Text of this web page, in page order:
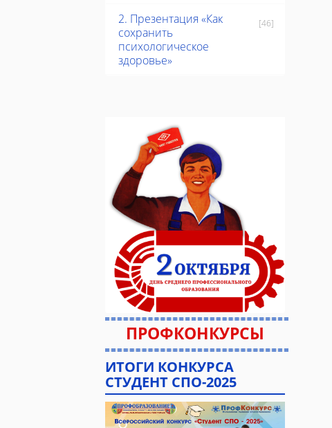
2. Презентация «Как
сохранить
психологическое
здоровье»
[46]
ПРОФКОНКУРСЫ
ИТОГИ КОНКУРСА
СТУДЕНТ СПО-2025